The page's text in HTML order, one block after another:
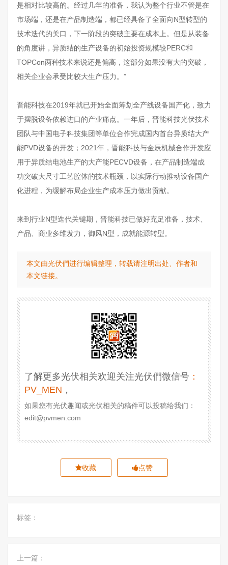
是相对比较高的。经过几年的准备，我认为整个行业不管是在
市场端，还是在产品制造端，都已经具备了全面向N型转型的
技术迭代的关口，下一阶段的突破主要在成本上。但是从装备
的角度讲，异质结的生产设备的初始投资规模较PERC和
TOPCon两种技术来说还是偏高，这部分如果没有大的突破，
相关企业会承受比较大生产压力。”
晋能科技在2019年就已开始全面筹划全产线设备国产化，致力
于摆脱设备依赖进口的产业痛点。一年后，晋能科技光伏技术
团队与中国电子科技集团等单位合作完成国内首台异质结大产
能PVD设备的开发；2021年，晋能科技与金辰机械合作开发应
用于异质结电池生产的大产能PECVD设备，在产品制造端成
功突破大尺寸工艺腔体的技术瓶颈，以实际行动推动设备国产
化进程，为缓解布局企业生产成本压力做出贡献。
来到行业N型迭代关键期，晋能科技已做好充足准备，技术、
产品、商业多维发力，御风N型，成就能源转型。
本文由光伏們进行编辑整理，转载请注明出处、作者和
本文链接。
了解更多光伏相关欢迎关注光伏們微信号 ：
PV_MEN ，
如果您有光伏趣闻或光伏相关的稿件可以投稿给我们：
edit@pvmen.com
收藏 点赞
标签：
上一篇：